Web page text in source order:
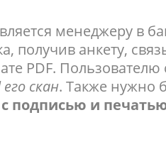
менеджеру в
получив анкету,
PDF. Пользователю
скан. Также нужно
подписью и